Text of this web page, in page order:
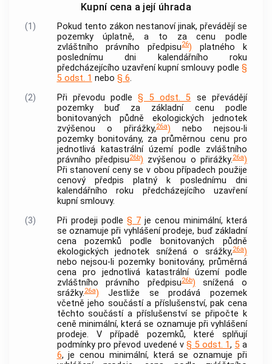
Kupní cena a její úhrada
(1)
Pokud tento zákon nestanoví jinak, převádějí se
pozemky úplatně, a to za cenu podle
zvláštního právního předpisu26) platného k
poslednímu dni kalendářního roku
předcházejícího uzavření kupní smlouvy podle §
5 odst. 1 nebo § 6.
(2)
Při převodu podle§ 5 odst. 5 se převádějí
pozemky buď za základní cenu podle
bonitovaných půdně ekologických jednotek
zvýšenou o přirážky,26a) nebo nejsou-li
pozemky bonitovány, za průměrnou cenu pro
jednotlivá
katastrální územípodle zvláštního
právního předpisu26b) zvýšenou o přirážky.26a)
Při stanovení ceny se v obou případech použije
cenový předpis platný k poslednímu dni
kalendářního roku předcházejícího uzavření
kupní smlouvy.
(3)
Při prodeji podle § 7je cenou minimální, která
se oznamuje při vyhlášení prodeje, buď základní
cena pozemků podle bonitovaných půdně
ekologických jednotek snížená o srážky,26a)
nebo nejsou-li pozemky bonitovány, průměrná
cena pro jednotlivá katastrální územípodle
zvláštního právního předpisu26b) snížená o
srážky.26a) Jestliže se prodává pozemek
včetně jeho součástí a příslušenství, pak cena
těchto součástí a příslušenství se připočte k
ceně minimální, která se oznamuje při vyhlášení
prodeje. V případě pozemků, které splňují
podmínky pro převod uvedené v§ 5 odst. 1, 5a
6, je cenou minimální, která se oznamuje při